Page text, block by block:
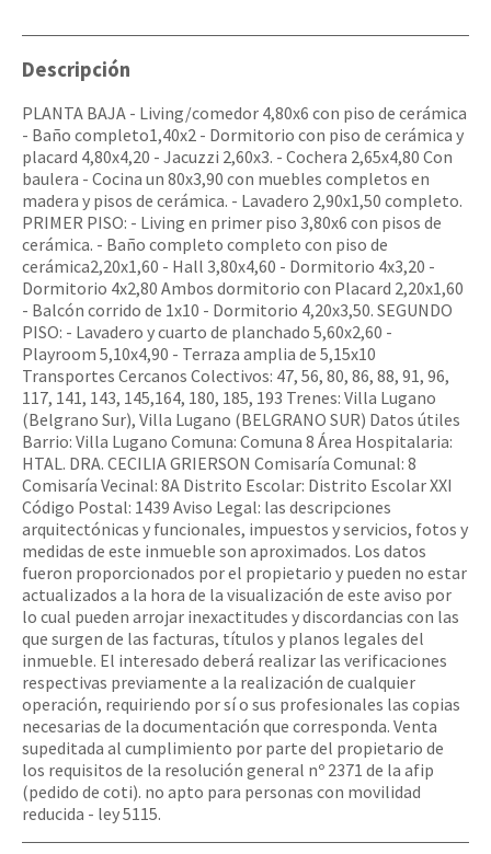
Descripción
PLANTA BAJA - Living/comedor 4,80x6 con piso de cerámica
- Baño completo1,40x2 - Dormitorio con piso de cerámica y
placard 4,80x4,20 - Jacuzzi 2,60x3. - Cochera 2,65x4,80 Con
baulera - Cocina un 80x3,90 con muebles completos en
madera y pisos de cerámica. - Lavadero 2,90x1,50 completo.
PRIMER PISO: - Living en primer piso 3,80x6 con pisos de
cerámica. - Baño completo completo con piso de
cerámica2,20x1,60 - Hall 3,80x4,60 - Dormitorio 4x3,20 -
Dormitorio 4x2,80 Ambos dormitorio con Placard 2,20x1,60
- Balcón corrido de 1x10 - Dormitorio 4,20x3,50. SEGUNDO
PISO: - Lavadero y cuarto de planchado 5,60x2,60 -
Playroom 5,10x4,90 - Terraza amplia de 5,15x10
Transportes Cercanos Colectivos: 47, 56, 80, 86, 88, 91, 96,
117, 141, 143, 145,164, 180, 185, 193 Trenes: Villa Lugano
(Belgrano Sur), Villa Lugano (BELGRANO SUR) Datos útiles
Barrio: Villa Lugano Comuna: Comuna 8 Área Hospitalaria:
HTAL. DRA. CECILIA GRIERSON Comisaría Comunal: 8
Comisaría Vecinal: 8A Distrito Escolar: Distrito Escolar XXI
Código Postal: 1439 Aviso Legal: las descripciones
arquitectónicas y funcionales, impuestos y servicios, fotos y
medidas de este inmueble son aproximados. Los datos
fueron proporcionados por el propietario y pueden no estar
actualizados a la hora de la visualización de este aviso por
lo cual pueden arrojar inexactitudes y discordancias con las
que surgen de las facturas, títulos y planos legales del
inmueble. El interesado deberá realizar las verificaciones
respectivas previamente a la realización de cualquier
operación, requiriendo por sí o sus profesionales las copias
necesarias de la documentación que corresponda. Venta
supeditada al cumplimiento por parte del propietario de
los requisitos de la resolución general nº 2371 de la afip
(pedido de coti). no apto para personas con movilidad
reducida - ley 5115.